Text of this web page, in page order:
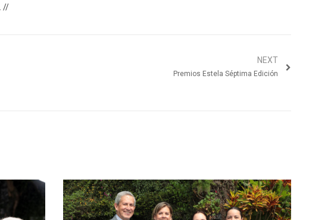
. //
NEXT
Premios Estela Séptima Edición